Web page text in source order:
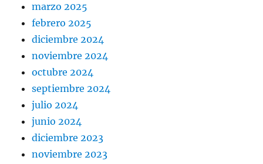
marzo 2025
febrero 2025
diciembre 2024
noviembre 2024
octubre 2024
septiembre 2024
julio 2024
junio 2024
diciembre 2023
noviembre 2023